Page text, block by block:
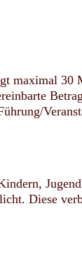
maximal
Diese